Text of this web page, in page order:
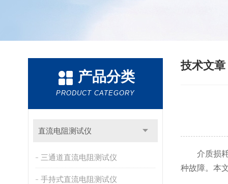
产品分类
PRODUCT CATEGORY
直流电阻测试仪
三通道直流电阻测试仪
手持式直流电阻测试仪
技术文章
介质损耗
种故障。本